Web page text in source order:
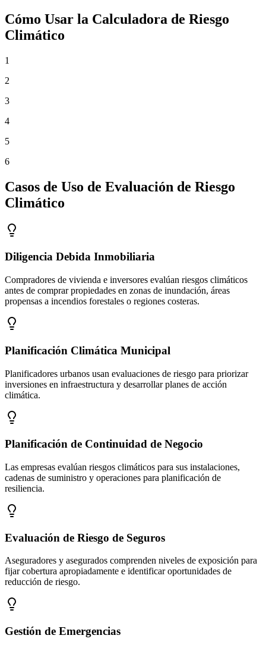
Cómo Usar la Calculadora de Riesgo
Climático
1
2
3
4
5
6
Casos de Uso de Evaluación de Riesgo
Climático
Diligencia Debida Inmobiliaria
Compradores de vivienda e inversores evalúan riesgos climáticos
antes de comprar propiedades en zonas de inundación, áreas
propensas a incendios forestales o regiones costeras.
Planificación Climática Municipal
Planificadores urbanos usan evaluaciones de riesgo para priorizar
inversiones en infraestructura y desarrollar planes de acción
climática.
Planificación de Continuidad de Negocio
Las empresas evalúan riesgos climáticos para sus instalaciones,
cadenas de suministro y operaciones para planificación de
resiliencia.
Evaluación de Riesgo de Seguros
Aseguradores y asegurados comprenden niveles de exposición para
fijar cobertura apropiadamente e identificar oportunidades de
reducción de riesgo.
Gestión de Emergencias